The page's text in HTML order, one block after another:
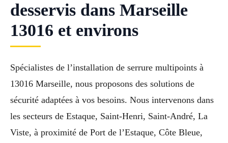
desservis dans Marseille
13016 et environs
Spécialistes de l’installation de serrure multipoints à
13016 Marseille, nous proposons des solutions de
sécurité adaptées à vos besoins. Nous intervenons dans
les secteurs de Estaque, Saint-Henri, Saint-André, La
Viste, à proximité de Port de l’Estaque, Côte Bleue,